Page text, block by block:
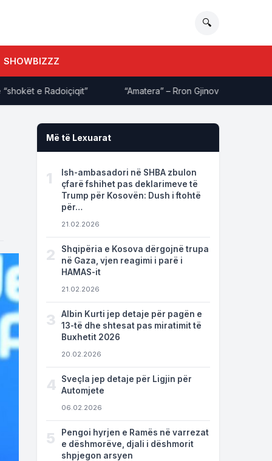
🔍
SHOWBIZZZ
e Radoiçiqit” “Amatera” – Rron Gjinovci ‘shpërthen’
Më të Lexuarat
1
Ish-ambasadori në SHBA zbulon
çfarë fshihet pas deklarimeve të
Trump për Kosovën: Dush i ftohtë
për…
21.02.2026
2
Shqipëria e Kosova dërgojnë trupa
në Gaza, vjen reagimi i parë i
HAMAS-it
21.02.2026
3
Albin Kurti jep detaje për pagën e
13-të dhe shtesat pas miratimit të
Buxhetit 2026
20.02.2026
4
Sveçla jep detaje për Ligjin për
Automjete
06.02.2026
5
Pengoi hyrjen e Ramës në varrezat
e dëshmorëve, djali i dëshmorit
shpjegon arsyen